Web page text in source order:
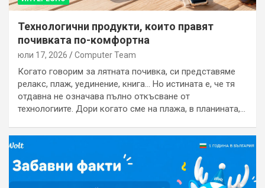
Технологични продукти, които правят
почивката по-комфортна
юли 17, 2026 Computer Team
Когато говорим за лятната почивка, си представяме
релакс, плаж, уединение, книга… Но истината е, че тя
отдавна не означава пълно откъсване от
технологиите. Дори когато сме на плажа, в планината,…